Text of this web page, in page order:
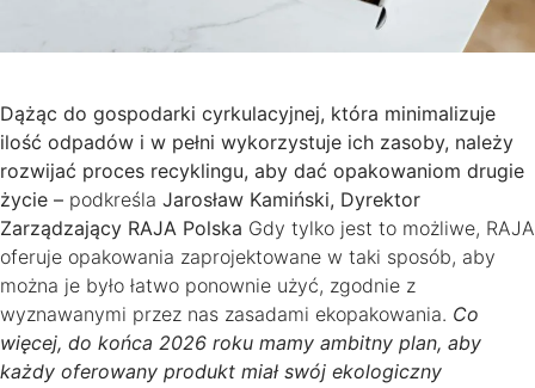
Dążąc do gospodarki cyrkulacyjnej, która minimalizuje
ilość odpadów i w pełni wykorzystuje ich zasoby, należy
rozwijać proces recyklingu, aby dać opakowaniom drugie
życie – podkreśla Jarosław Kamiński, Dyrektor
Zarządzający RAJA Polska Gdy tylko jest to możliwe, RAJA
oferuje opakowania zaprojektowane w taki sposób, aby
można je było łatwo ponownie użyć, zgodnie z
wyznawanymi przez nas zasadami ekopakowania. Co
więcej, do końca 2026 roku mamy ambitny plan, aby
każdy oferowany produkt miał swój ekologiczny